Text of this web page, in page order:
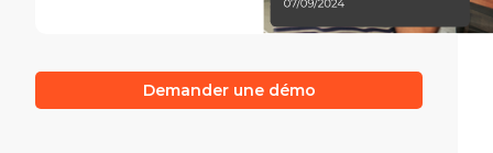
Demander une démo